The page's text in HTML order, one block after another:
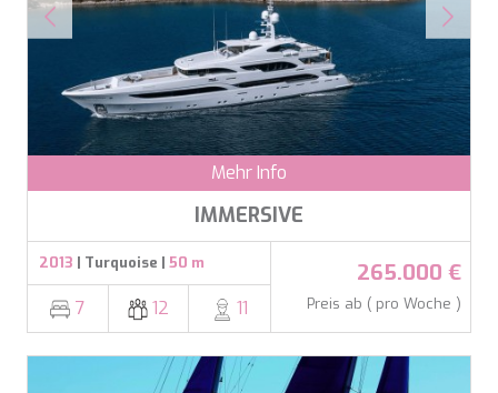
Mehr Info
IMMERSIVE
2013 | Turquoise | 50 m
7 12 11
265.000 €
Preis ab ( pro Woche )